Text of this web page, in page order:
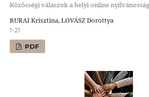
Közösségi válaszok a helyi online
BURAI Krisztina, LOVÁSZ Dorottya
1-21
PDF